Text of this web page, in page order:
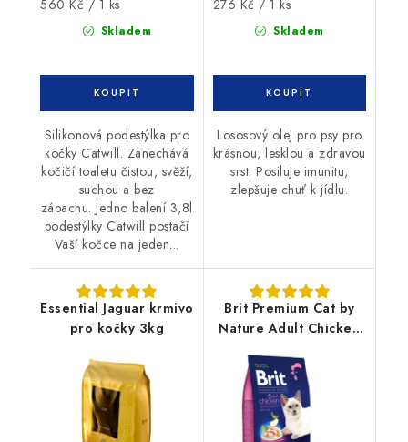
Skladem
Měrná
560 Kč / 1 ks
Silikonová podestýlka pro
kočky Catwill. Zanechává
kočičí toaletu čistou, svěží,
suchou a bez
zápachu. Jedno balení 3,8l
podestýlky Catwill postačí
Vaší kočce na jeden...
Skladem
Měrná
276 Kč / 1 ks
Lososový olej pro psy pro
krásnou, lesklou a zdravou
srst. Posiluje imunitu,
zlepšuje chuť k jídlu.
Essential Jaguar krmivo
pro kočky 3kg
Brit Premium Cat by
Nature Adult Chicken